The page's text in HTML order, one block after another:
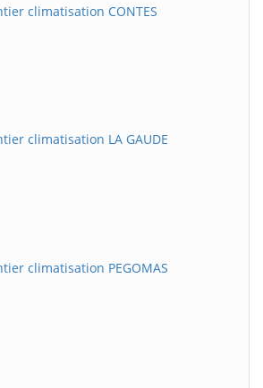
climatisation CONTES
climatisation LA GAUDE
climatisation PEGOMAS